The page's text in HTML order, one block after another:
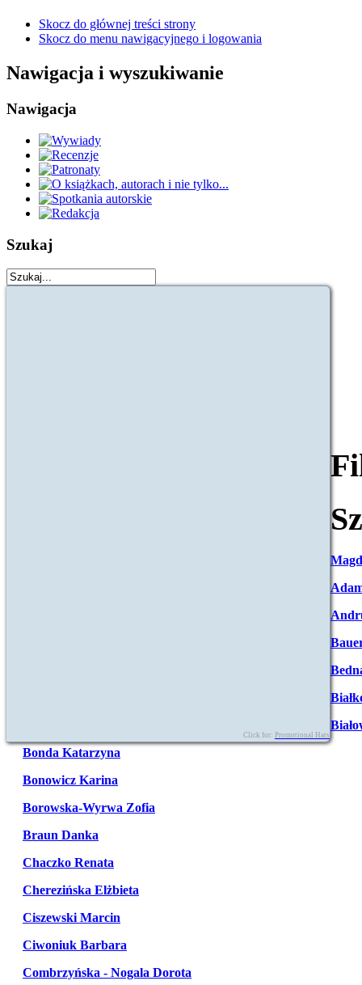
Skocz do głównej treści strony
Skocz do menu nawigacyjnego i logowania
Nawigacja i wyszukiwanie
Nawigacja
Szukaj
Click for: Promotional Hats
Bonda Katarzyna
Bonowicz Karina
Borowska-Wyrwa Zofia
Braun Danka
Chaczko Renata
Cherezińska Elżbieta
Ciszewski Marcin
Ciwoniuk Barbara
Combrzyńska - Nogala Dorota